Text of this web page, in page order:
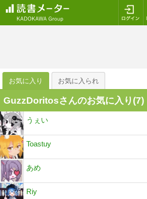
お気に入り お気に入られ
GuzzDoritosさんのお気に入り(7)
うぇい
Toastuy
あめ
Riy